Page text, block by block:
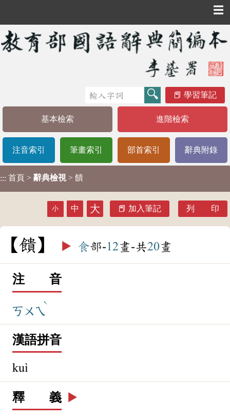
☰
學習筆記
基本檢索 進階檢索
注音索引 筆畫索引 部首索引 辭典附錄
::: 首頁 > 辭典檢視 > 饋
小 中 大 加入筆記 列 印
饋 ▶️ 食部-12畫-共20畫
注 音
ㄎㄨㄟ
ˋ
漢語拼音
kuì
釋 義 ▶️